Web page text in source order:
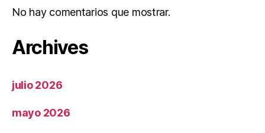
No hay comentarios que mostrar.
Archives
julio 2026
mayo 2026